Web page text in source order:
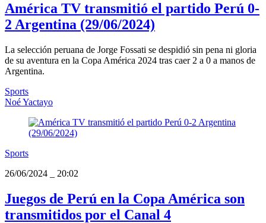
América TV transmitió el partido Perú 0-
2 Argentina (29/06/2024)
La selección peruana de Jorge Fossati se despidió sin pena ni gloria
de su aventura en la Copa América 2024 tras caer 2 a 0 a manos de
Argentina.
Sports
Noé Yactayo
Sports
26/06/2024
20:02
Juegos de Perú en la Copa América son
transmitidos por el Canal 4